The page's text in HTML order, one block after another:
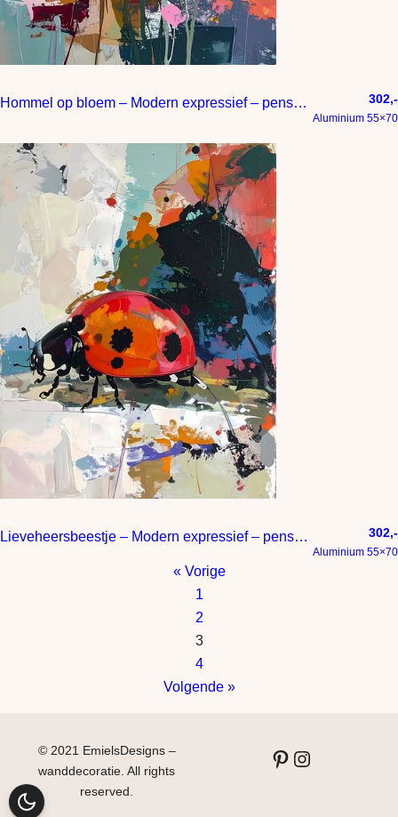
Hommel op bloem – Modern expressief – penseelstreken en abstracte kleurige vlakken 302,-
Aluminium 55×70
Lieveheersbeestje – Modern expressief – penseelstreken en abstracte kleurige vlakken 302,-
Aluminium 55×70
« Vorige
1
2
3
4
Volgende »
© 2021 EmielsDesigns –
wanddecoratie. All rights
reserved.
Pinterest Instagram